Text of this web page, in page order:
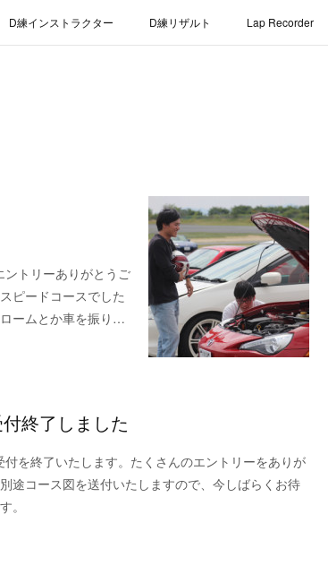
D練インストラクター D練リザルト Lap Recorder
トリーありがとうご
ピードコースでした
ームとか車を振り…
付終了しました
を終了いたします。たくさんのエントリーをありが
途コース図を送付いたしますので、今しばらくお待
。